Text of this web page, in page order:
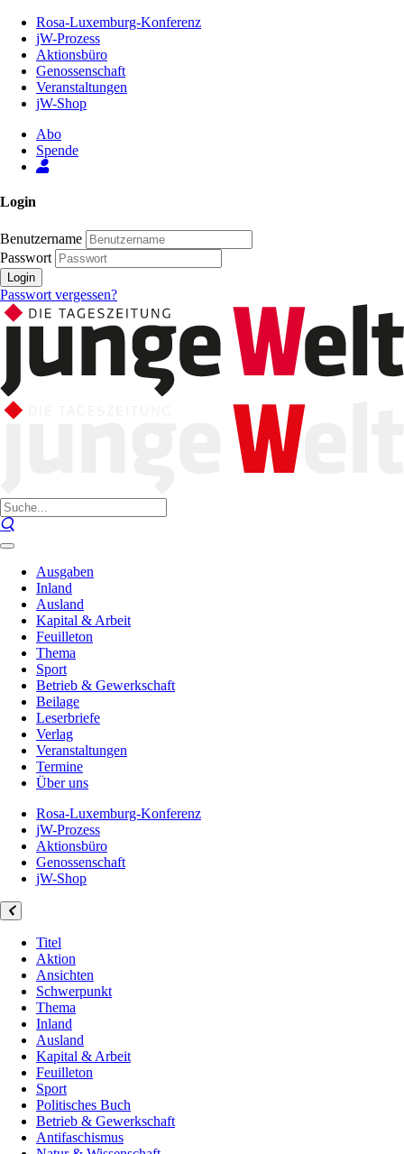
Inhalt
Seite
Rosa-Luxemburg-Konferenz
jW-Prozess
Aktionsbüro
Genossenschaft
Veranstaltungen
jW-Shop
Abo
Spende
Login
Benutzername
Passwort
Login
Passwort vergessen?
Ausgaben
Inland
Ausland
Kapital & Arbeit
Feuilleton
Thema
Sport
Betrieb & Gewerkschaft
Beilage
Leserbriefe
Verlag
Veranstaltungen
Termine
Über uns
Rosa-Luxemburg-Konferenz
jW-Prozess
Aktionsbüro
Genossenschaft
jW-Shop
Titel
Aktion
Ansichten
Schwerpunkt
Thema
Inland
Ausland
Kapital & Arbeit
Feuilleton
Sport
Politisches Buch
Betrieb & Gewerkschaft
Antifaschismus